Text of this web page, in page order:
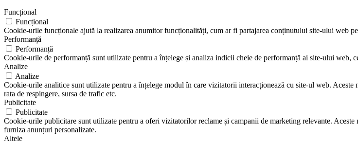
Funcțional
Funcțional
Cookie-urile funcționale ajută la realizarea anumitor funcționalități, cum ar fi partajarea conținutului site-ului web
Performanță
Performanță
Cookie-urile de performanță sunt utilizate pentru a înțelege și analiza indicii cheie de performanță ai site-ului web,
Analize
Analize
Cookie-urile analitice sunt utilizate pentru a înțelege modul în care vizitatorii interacționează cu site-ul web.
rata de respingere, sursa de trafic etc.
Publicitate
Publicitate
Cookie-urile publicitare sunt utilizate pentru a oferi vizitatorilor reclame și campanii de marketing relevante.
furniza anunțuri personalizate.
Altele